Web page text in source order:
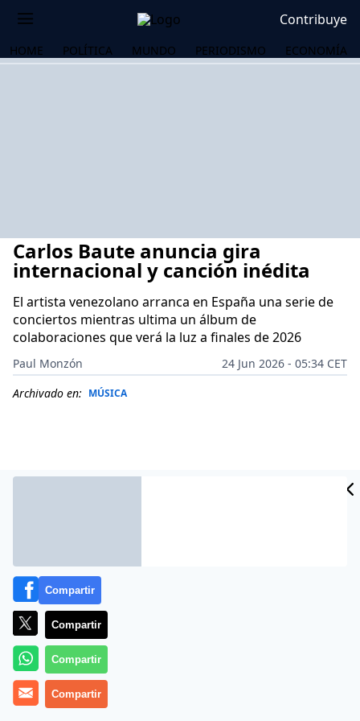
Contribuye
HOME POLÍTICA MUNDO PERIODISMO ECONOMÍA
Carlos Baute anuncia gira
internacional y canción inédita
El artista venezolano arranca en España una serie de
conciertos mientras ultima un álbum de
colaboraciones que verá la luz a finales de 2026
Paul Monzón
24 Jun 2026 - 05:34 CET
Archivado en: MÚSICA
Más información
Compartir
Compartir
Compartir
Compartir